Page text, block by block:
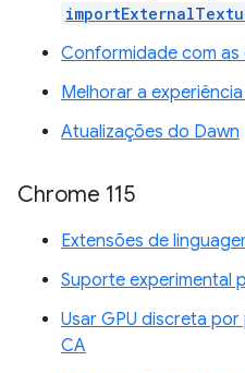
Conformidade com
Melhorar a
Atualizações do Dawn
Chrome 115
Extensões de
Suporte experimental
Usar GPU discreta
CA